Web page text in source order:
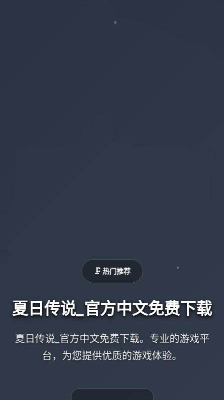
🗜️ 热门推荐
夏日传说_官方中文免费下载
夏日传说_官方中文免费下载。专业的游戏平
台，为您提供优质的游戏体验。